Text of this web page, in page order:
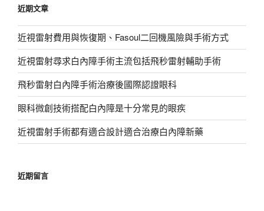
字:
近期文章
近視雷射費用與恢復期、Fasoul二回機風險與手術方式
近視雷射尋求白內障手術主流包括飛秒雷射輔助手術
飛秒雷射白內障手術治療後國際認證眼科
眼科微創技術搭配白內障是十分常見的眼疾
近視雷射手術都有適合設計適合治療白內障新藥
近期留言